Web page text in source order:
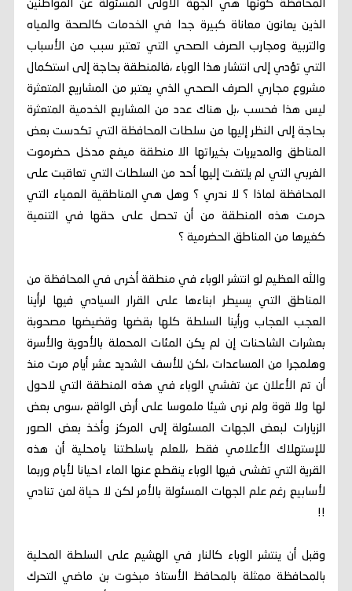
المحافظة كونها هي الجهة الأولى المسئولة عن المواطنين
الذين يعانون معاناة كبيرة جدا في الخدمات كالصحة والمياه
والتربية ومجارب الصرف الصحي التي تعتبر سبب من الأسباب
التي تؤدي إلى انتشار هذا الوباء ،فالمنطقة بحاجة إلى استكمال
مشروع مجاري الصرف الصحي الذي يعتبر من المشاريع المتعثرة
ليس هذا فحسب ،بل هناك عدد من المشاريع الخدمية المتعثرة
بحاجة إلى النظر إليها من سلطات المحافظة التي تكدست بعض
المناطق والمديريات بخيراتها الا منطقة ميفع مدخل حضرموت
الغربي التي لم يلتفت إليها أحد من السلطات التي تعاقبت على
المحافظة لماذا ؟ لا ندري ؟ وهل هي المناطقية العمياء التي
حرمت هذه المنطقة من أن تحصل على حقها في التنمية
كغيرها من المناطق الحضرمية ؟
والله العظيم لو انتشر الوباء في منطقة أخرى في المحافظة من
المناطق التي يسيطر ابناءها على القرار السيادي فيها لرأينا
العجب العجاب ورأينا السلطة كلها بقضها وقضيضها مصحوبة
بعشرات الشاحنات إن لم يكن المئات المحملة بالأدوية والأسرة
وهلمجرا من المساعدات ،لكن للأسف الشديد عشر أيام مرت منذ
أن تم الأعلان عن تفشي الوباء في هذه المنطقة التي لاحول
لها ولا قوة ولم نرى شيئا ملموسا على أرض الواقع ،سوى بعض
الزيارات لبعض الجهات المسئولة إلى المركز وأخذ بعض الصور
للإستهلاك الأعلامي فقط ،للعلم ياسلطتنا يامحلية أن هذه
القرية التي تفشى فيها الوباء ينقطع عنها الماء احيانا لأيام وربما
لأسابيع رغم علم الجهات المسئولة بالأمر لكن لا حياة لمن تنادي
!!
وقبل أن ينتشر الوباء كالنار في الهشيم على السلطة المحلية
بالمحافظة ممثلة بالمحافظ الأستاذ مبخوت بن ماضي التحرك